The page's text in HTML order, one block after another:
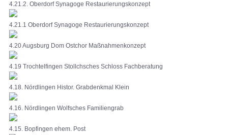
4.21.2. Oberdorf Synagoge Restaurierungskonzept
4.21.1 Oberdorf Synagoge Restaurierungskonzept
4.20 Augsburg Dom Ostchor Maßnahmenkonzept
4.19 Trochtelfingen Stollchsches Schloss Fachberatung
4.18. Nördlingen Histor. Grabdenkmal Klein
4.16. Nördlingen Wolfsches Familiengrab
4.15. Bopfingen ehem. Post